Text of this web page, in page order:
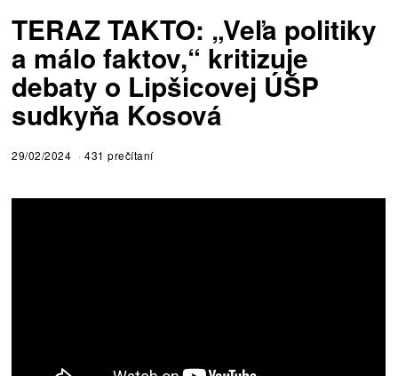
TERAZ TAKTO: „Veľa politiky
a málo faktov,“ kritizuje
debaty o Lipšicovej ÚŠP
sudkyňa Kosová
29/02/2024 431 prečítaní